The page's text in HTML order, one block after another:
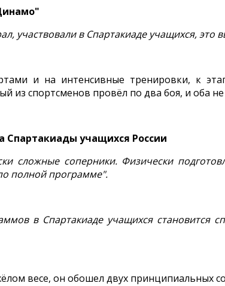
участвовали в Спартакиаде учащихся, это
и на интенсивные тренировки, к
из спортсменов провёл по два боя, и оба
Спартакиады учащихся России
сложные соперники. Физически
полной программе".
в Спартакиаде учащихся становится
весе, он обошел двух принципиальных